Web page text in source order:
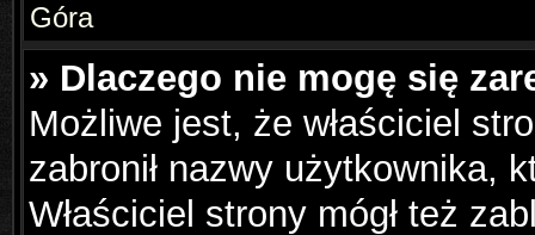
Góra
» Dlaczego nie mogę się
Możliwe jest, że właściciel
zabronił nazwy użytkownika,
Właściciel strony mógł też